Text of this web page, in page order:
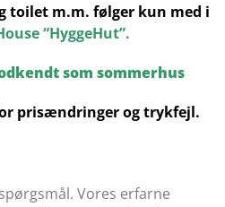
toilet m.m. følger kun med i
“HyggeHut”.
som sommerhus
prisændringer og trykfejl.
Vores erfarne